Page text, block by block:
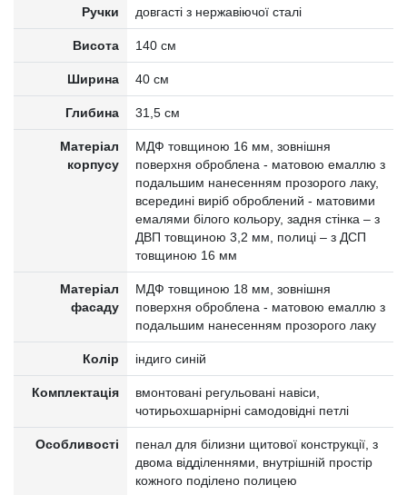
Ручки довгасті з нержавіючої сталі
Висота 140 см
Ширина 40 см
Глибина 31,5 см
Матеріал
корпусу
МДФ товщиною 16 мм, зовнішня
поверхня оброблена - матовою емаллю з
подальшим нанесенням прозорого лаку,
всередині виріб оброблений - матовими
емалями білого кольору, задня стінка – з
ДВП товщиною 3,2 мм, полиці – з ДСП
товщиною 16 мм
Матеріал
фасаду
МДФ товщиною 18 мм, зовнішня
поверхня оброблена - матовою емаллю з
подальшим нанесенням прозорого лаку
Колір індиго синій
Комплектація
вмонтовані регульовані навіси,
чотирьохшарнірні самодовідні петлі
Особливості
пенал для білизни щитової конструкції, з
двома відділеннями, внутрішній простір
кожного поділено полицею